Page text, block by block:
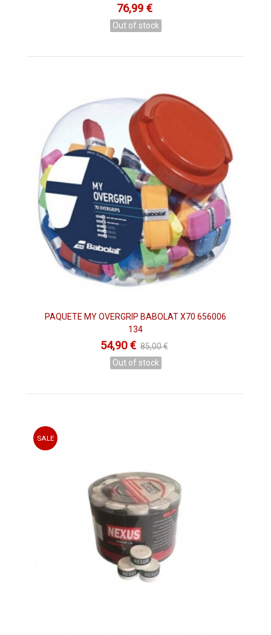
76,99 €
Out of stock
PAQUETE MY OVERGRIP BABOLAT X70 656006
134
54,90 € 85,00 €
Out of stock
SALE